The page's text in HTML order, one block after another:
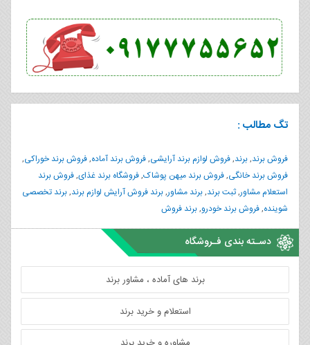
تگ مطالب :
فروش برند,برند,فروش لوازم برند آرایشی,فروش برند آماده,فروش برند خوراکی,
فروش برند خانگی,فروش برند میهن پوشاک,فروشگاه برند غذای,فروش برند
استعلام مشاور,ثبت برند,برند مشاور,برند فروش آرایش لوازم برند,برند تخصصی
شوینده,فروش برند خودرو,برند فروش
دسـته بندی فـروشگاه
برند های آماده ، مشاور برند
استعلام و خرید برند